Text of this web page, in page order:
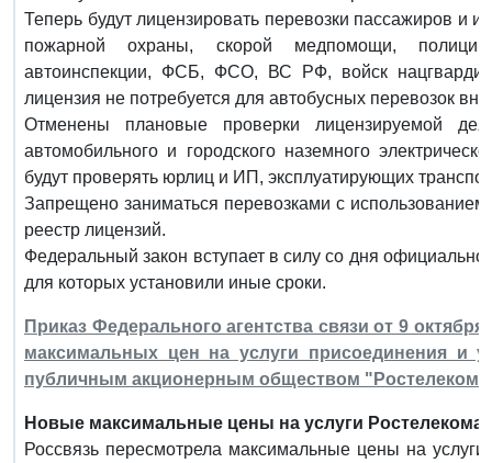
Теперь будут лицензировать перевозки пассажиров и
пожарной охраны, скорой медпомощи,
автоинспекции, ФСБ, ФСО, ВС РФ, войск
лицензия не потребуется для автобусных перевозок
Отменены плановые проверки лицензируемой
автомобильного и городского наземного
будут проверять юрлиц и ИП, эксплуатирующих
Запрещено заниматься перевозками с
реестр лицензий.
Федеральный закон вступает в силу со дня
для которых установили иные сроки.
Приказ Федерального агентства связи от 9
максимальных цен на услуги присоединения и
публичным акционерным обществом "Ростелеком"
Новые максимальные цены на услуги Ростелекома.
Россвязь пересмотрела максимальные цены на